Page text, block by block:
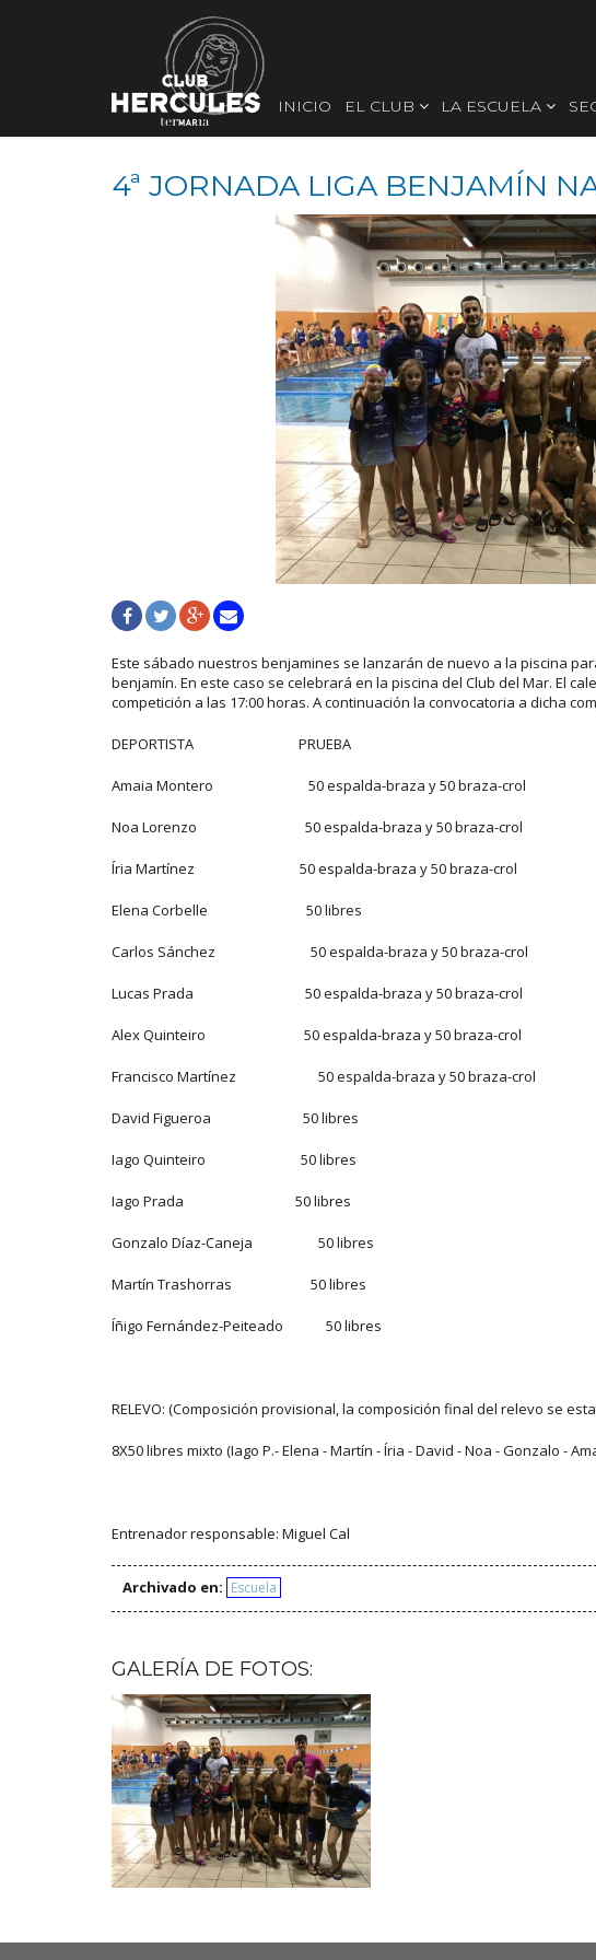
INICIO EL CLUB LA ESCUELA
4ª JORNADA LIGA BENJAMÍN
Este sábado nuestros benjamines se lanzarán de nuevo a la piscina
benjamín. En este caso se celebrará en la piscina del Club del Mar. El
competición a las 17:00 horas. A continuación la convocatoria a dicha
DEPORTISTA PRUEBA
Amaia Montero 50 espalda-braza y 50 braza-crol
Noa Lorenzo 50 espalda-braza y 50 braza-crol
Íria Martínez 50 espalda-braza y 50 braza-crol
Elena Corbelle 50 libres
Carlos Sánchez 50 espalda-braza y 50 braza-crol
Lucas Prada 50 espalda-braza y 50 braza-crol
Alex Quinteiro 50 espalda-braza y 50 braza-crol
Francisco Martínez 50 espalda-braza y 50 braza-crol
David Figueroa 50 libres
Iago Quinteiro 50 libres
Iago Prada 50 libres
Gonzalo Díaz-Caneja 50 libres
Martín Trashorras 50 libres
Íñigo Fernández-Peiteado 50 libres
RELEVO: (Composición provisional, la composición final del relevo se
8X50 libres mixto (Iago P.- Elena - Martín - Íria - David - Noa - Gonzalo -
Entrenador responsable: Miguel Cal
Archivado en: Escuela
GALERÍA DE FOTOS: